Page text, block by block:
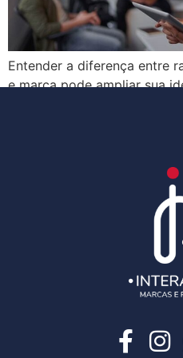
Entender a diferença entre
e marca pode ampliar sua